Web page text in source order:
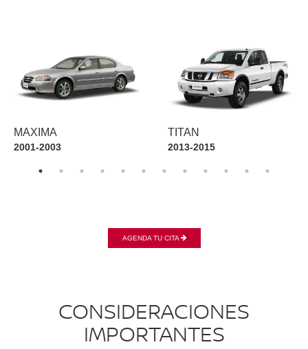
MAXIMA
2001-2003
TITAN
2013-2015
AGENDA TU CITA
CONSIDERACIONES
IMPORTANTES